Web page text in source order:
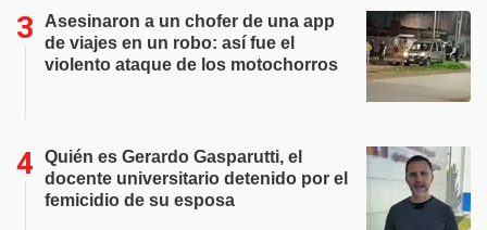
Asesinaron a un chofer de una app
de viajes en un robo: así fue el
violento ataque de los motochorros
Quién es Gerardo Gasparutti, el
docente universitario detenido por el
femicidio de su esposa